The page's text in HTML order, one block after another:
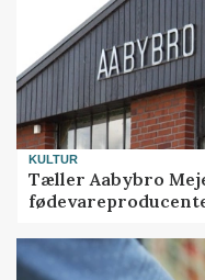
KULTUR
Tæller Aabybro